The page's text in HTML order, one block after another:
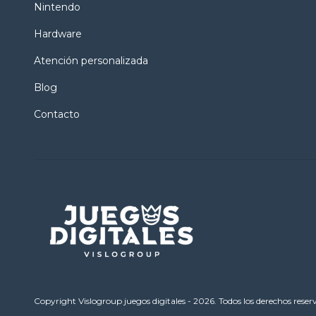
Nintendo
Hardware
Atención personalizada
Blog
Contacto
Copyright Vislogroup juegos digitales - 2026. Todos los derechos